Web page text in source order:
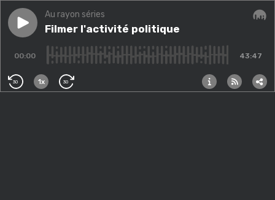
Play episodeFilmer l'activité politique
Au rayon séries
Filmer l'activité politique
00:00 43:47
30 1x 30